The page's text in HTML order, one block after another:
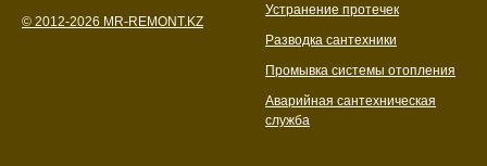
© 2012-2026 MR-REMONT.KZ
Устранение протечек
Разводка сантехники
Промывка системы отопления
Аварийная сантехническая
служба